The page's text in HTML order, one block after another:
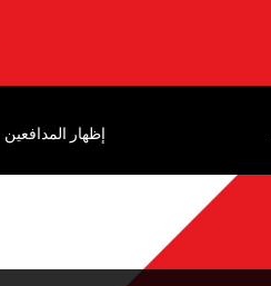
إظهار المدافعين